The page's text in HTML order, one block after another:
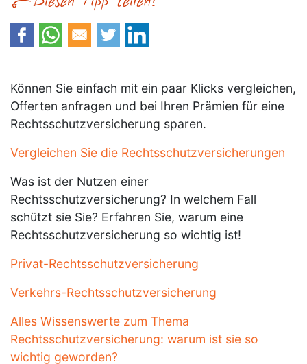
Können Sie einfach mit ein paar Klicks vergleichen,
Offerten anfragen und bei Ihren Prämien für eine
Rechtsschutzversicherung sparen.
Vergleichen Sie die Rechtsschutzversicherungen
Was ist der Nutzen einer
Rechtsschutzversicherung? In welchem Fall
schützt sie Sie? Erfahren Sie, warum eine
Rechtsschutzversicherung so wichtig ist!
Privat-Rechtsschutzversicherung
Verkehrs-Rechtsschutzversicherung
Alles Wissenswerte zum Thema
Rechtsschutzversicherung: warum ist sie so
wichtig geworden?